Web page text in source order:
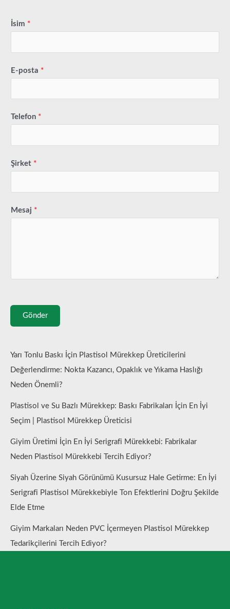
İsim *
E-posta *
Telefon *
Şirket *
Mesaj *
Gönder
Yarı Tonlu Baskı İçin Plastisol Mürekkep Üreticilerini
Değerlendirme: Nokta Kazancı, Opaklık ve Yıkama Haslığı
Neden Önemli?
Plastisol ve Su Bazlı Mürekkep: Baskı Fabrikaları İçin En İyi
Seçim | Plastisol Mürekkep Üreticisi
Giyim Üretimi İçin En İyi Serigrafi Mürekkebi: Fabrikalar
Neden Plastisol Mürekkebi Tercih Ediyor?
Siyah Üzerine Siyah Görünümü Kusursuz Hale Getirme: En İyi
Serigrafi Plastisol Mürekkebiyle Ton Efektlerini Doğru Şekilde
Elde Etme
Giyim Markaları Neden PVC İçermeyen Plastisol Mürekkep
Tedarikçilerini Tercih Ediyor?